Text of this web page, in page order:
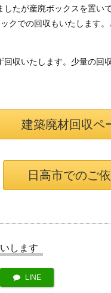
たが産廃ボックスを置い
クでの回収もいたします
収いたします。少量の回
建築廃材回収ペ
日高市でのご
します
LINE